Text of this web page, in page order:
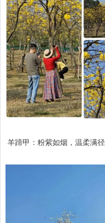
羊蹄甲：粉紫如烟，温柔满径